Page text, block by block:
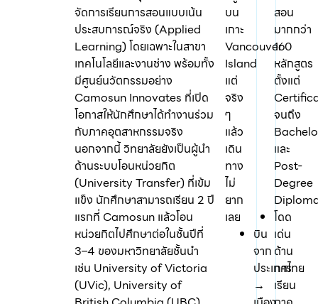
จัดการเรียนการสอนแบบเน้น
ประสบการณ์จริง (Applied
Learning) โดยเฉพาะในสาขา
เทคโนโลยีและงานช่าง พร้อมทั้ง
มีศูนย์นวัตกรรมอย่าง
Camosun Innovates ที่เปิด
โอกาสให้นักศึกษาได้ทำงานร่วม
กับภาคอุตสาหกรรมจริง
นอกจากนี้ วิทยาลัยยังเป็นผู้นำ
ด้านระบบโอนหน่วยกิต
(University Transfer) ที่เข้ม
แข็ง นักศึกษาสามารถเรียน 2 ปี
แรกที่ Camosun แล้วโอน
หน่วยกิตไปศึกษาต่อในชั้นปีที่
3–4 ของมหาวิทยาลัยชั้นนำ
เช่น University of Victoria
(UVic), University of
บน
เกาะ
Vancouver
Island
แต่
จริง
ๆ
แล้ว
เดิน
ทาง
ไม่
ยาก
เลย
บิน
จาก
ประเทศไทย
→
สอน
มากกว่า
160
หลักสูตร
ตั้งแต่
จนถึง
และ
Post-
Degree
โดด
เด่น
ด้าน
การ
เรียน